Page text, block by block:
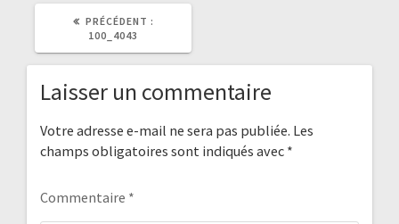
PRÉCÉDENT :
100_4043
Laisser un commentaire
Votre adresse e-mail ne sera pas publiée. Les
champs obligatoires sont indiqués avec *
Commentaire *